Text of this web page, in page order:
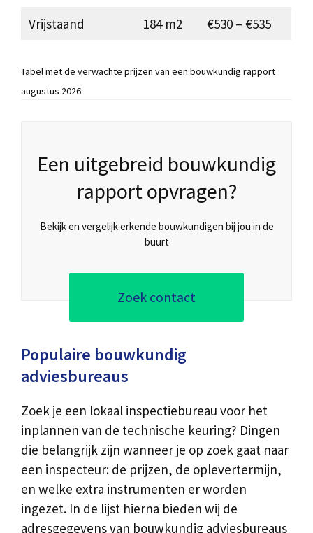
Vrijstaand 184 m2 €530 – €535
Tabel met de verwachte prijzen van een bouwkundig rapport
augustus 2026.
Een uitgebreid bouwkundig
rapport opvragen?
Bekijk en vergelijk erkende bouwkundigen bij jou in de
buurt
Zoek contact
Populaire bouwkundig
adviesbureaus
Zoek je een lokaal inspectiebureau voor het
inplannen van de technische keuring? Dingen
die belangrijk zijn wanneer je op zoek gaat naar
een inspecteur: de prijzen, de oplevertermijn,
en welke extra instrumenten er worden
ingezet. In de lijst hierna bieden wij de
adresgegevens van bouwkundig adviesbureaus